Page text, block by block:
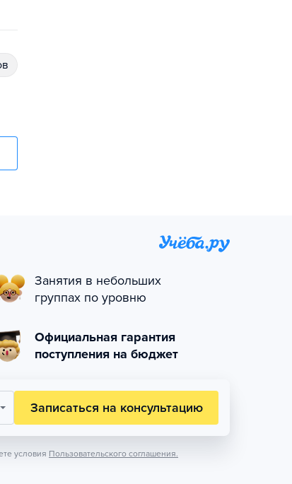
Занятия в небольших
группах по уровню
Официальная гарантия
поступления на бюджет
Записаться на консультацию
условия Пользовательского соглашения.